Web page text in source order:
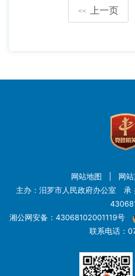
<< 上一页
网站地图 网
主办：汨罗市人民政府办公室 承
湘公网安备：43068102001119号
联系电话：